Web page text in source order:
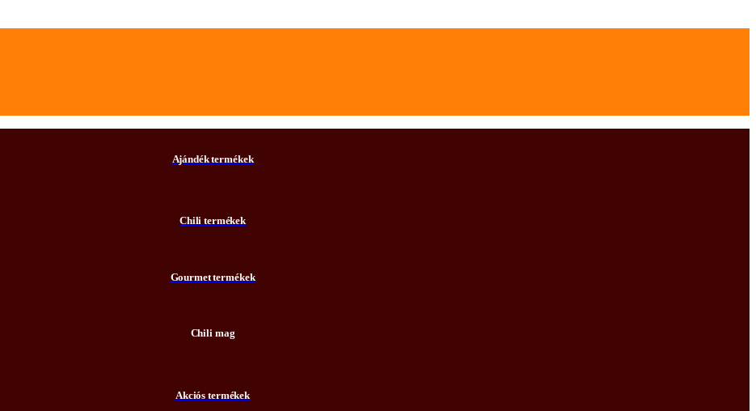
Ajándék termékek
Chili termékek
Gourmet termékek
Chili mag
Akciós termékek